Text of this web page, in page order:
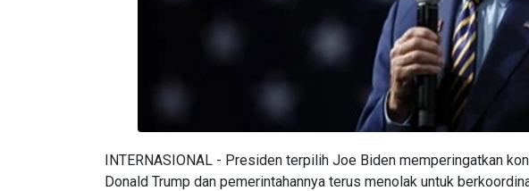
INTERNASIONAL - Presiden terpilih Joe Biden memperingatkan
Donald Trump dan pemerintahannya terus menolak untuk